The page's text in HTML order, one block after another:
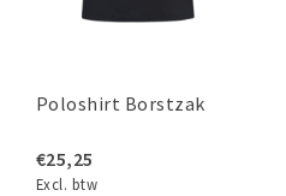
Poloshirt Borstzak
€25,25
Excl. btw